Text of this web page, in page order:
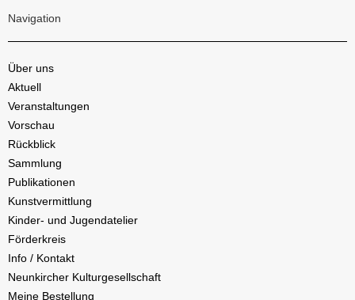
Navigation
Über uns
Aktuell
Veranstaltungen
Vorschau
Rückblick
Sammlung
Publikationen
Kunstvermittlung
Kinder- und Jugendatelier
Förderkreis
Info / Kontakt
Neunkircher Kulturgesellschaft
Meine Bestellung